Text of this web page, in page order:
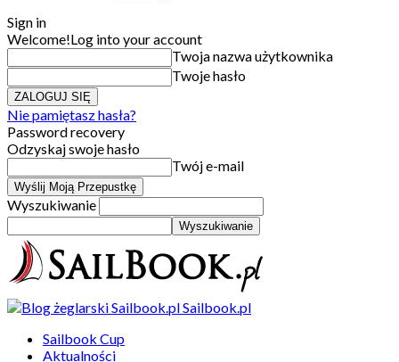
Sign in
Welcome!Log into your account
Twoja nazwa użytkownika
Twoje hasło
Nie pamiętasz hasła?
Password recovery
Odzyskaj swoje hasło
Twój e-mail
Wyszukiwanie
Sailbook.pl
Sailbook Cup
Aktualności